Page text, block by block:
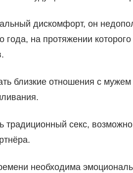
дискомфорт, он
года, на протяжении
близкие отношения с
традиционный секс,
необходима